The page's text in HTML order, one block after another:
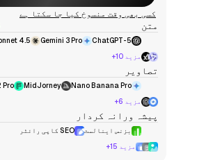
کسی بھی وقت منسوخ کیا جا سکتا ہے
متن
ChatGPT-5
Gemini 3 Pro
4.5
مزید 10+
تصاویر
Nano Banana Pro
MidJorney
Pro
مزید 6+
پیشہ ورانہ کردار
بزنس اینالسٹ
SEO کاپی رائٹر
مزید 15+